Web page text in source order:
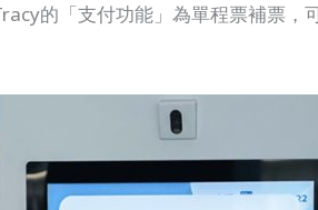
的「支付功能」為單程票補票